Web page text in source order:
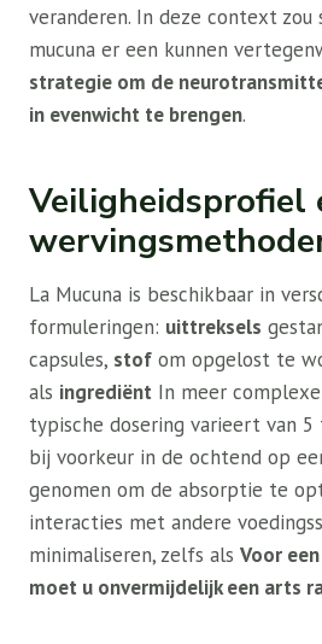
veranderen. In deze context
mucuna er een kunnen
strategie om de
in evenwicht te brengen.
Veiligheidsprofiel
La Mucuna is beschikbaar in
formuleringen: uittreksels
capsules, stof om opgelost te
als ingrediënt In meer
typische dosering varieert van
bij voorkeur in de ochtend op
genomen om de absorptie te
interacties met andere
minimaliseren, zelfs als Voor
moet u onvermijdelijk een arts